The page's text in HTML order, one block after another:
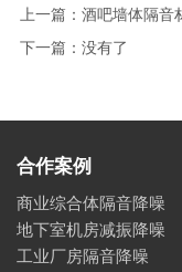
上一篇： 酒吧墙体隔音
下一篇：没有了
合作案例
商业综合体隔音降噪
地下室机房减振降噪
工业厂房隔音降噪